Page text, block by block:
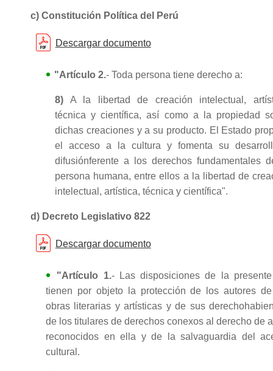
c) Constitución Política del Perú
Descargar documento
"Artículo 2.- Toda persona tiene derecho a:
8) A la libertad de creación intelectual,
técnica y científica, así como a la propiedad
dichas creaciones y a su producto. El Estado
el acceso a la cultura y fomenta su
difusiónferente a los derechos fundamentales
persona humana, entre ellos a la libertad de
intelectual, artística, técnica y científica".
d) Decreto Legislativo 822
Descargar documento
"Artículo 1.- Las disposiciones de la
tienen por objeto la protección de los autores
obras literarias y artísticas y de sus
de los titulares de derechos conexos al derecho de
reconocidos en ella y de la salvaguardia del
cultural.